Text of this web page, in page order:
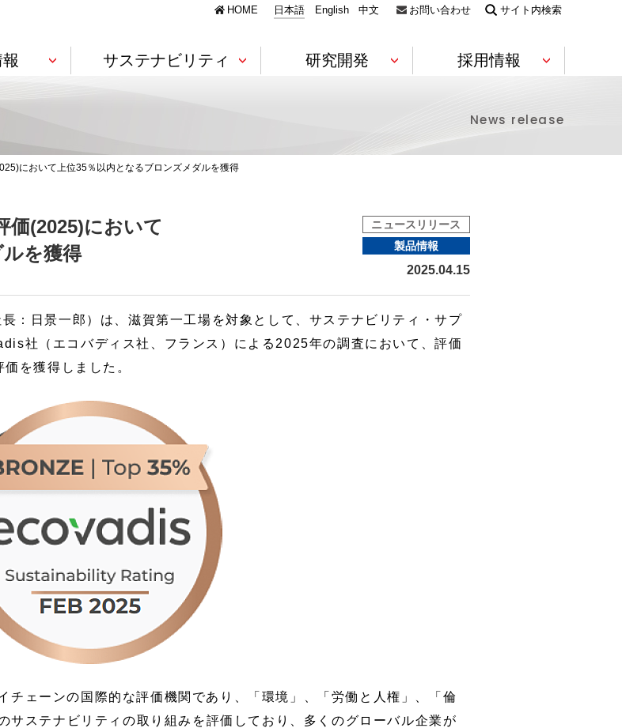
HOME 日本語 English 中文 お問い合わせ サイト内検索
ビーズ法ポリスチレンフォーム
RIM成形（大型成形）
農業・畜産
施設園芸資材 農畜産用建築資材
医療・防災
防災・救命
避難所支援製品
シューズ
コーポレートガバナンス
沿革 役員一覧
国内拠点 海外拠点 グローバル展開
人材開発
閉じる
IRライブラリー
株式に関するQ&A 株価情報
ディスクロージャーポリシー 電子公告 IRニュース一覧
サステナビリティ
ル TCFD提言に基づく情報開示
Governance 数字で見るアキレスグループ
ード
研究開発
基幹（コア）技術
素材・技術紹介 研究開発推進への取り組み
閉じる
採用情報
採用情報 キャリア採用情報
News release
において上位35％以内となるブロンズメダルを獲得
(2025)において
を獲得
ニュースリリース
製品情報
2025.04.15
：日景一郎）は、滋賀第一工場を対象として、サステナビリティ・サプ
社（エコバディス社、フランス）による2025年の調査において、評価
を獲得しました。
ェーンの国際的な評価機関であり、「環境」、「労働と人権」、「倫
サステナビリティの取り組みを評価しており、多くのグローバル企業が